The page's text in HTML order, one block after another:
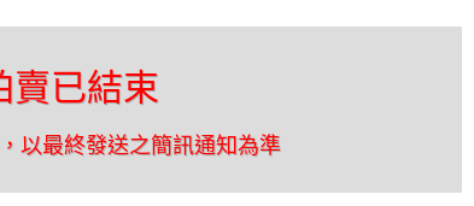
賣已結束
以最終發送之簡訊通知為準